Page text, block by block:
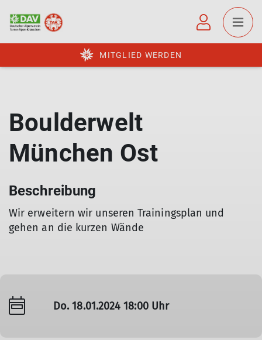
MITGLIED WERDEN
Boulderwelt
München Ost
Beschreibung
Wir erweitern wir unseren Trainingsplan und
gehen an die kurzen Wände
Do. 18.01.2024 18:00 Uhr